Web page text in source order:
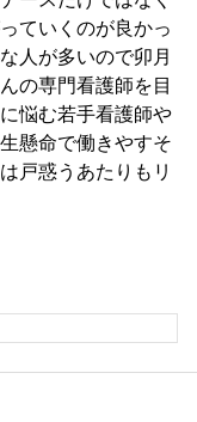
ていくのが良かっ
人が多いので卯月
の専門看護師を目
悩む若手看護師や
懸命で働きやすそ
戸惑うあたりもリ